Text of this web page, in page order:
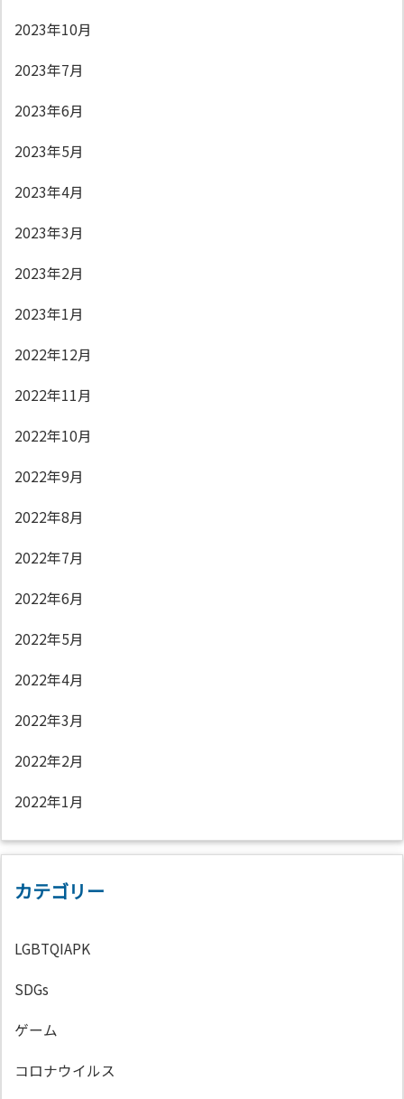
2023年10月
2023年7月
2023年6月
2023年5月
2023年4月
2023年3月
2023年2月
2023年1月
2022年12月
2022年11月
2022年10月
2022年9月
2022年8月
2022年7月
2022年6月
2022年5月
2022年4月
2022年3月
2022年2月
2022年1月
カテゴリー
LGBTQIAPK
SDGs
ゲーム
コロナウイルス